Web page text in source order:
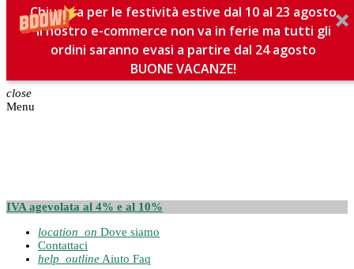
Chiusura per le festività estive dal 10 al 23 agosto
Il nostro e-commerce non va in ferie ma tutti gli
ordini saranno evasi a partire dal 24 agosto
BUONE VACANZE!
close
Menu
IVA agevolata al 4% e al 10%
location_on Dove siamo
Contattaci
help_outline Aiuto Faq